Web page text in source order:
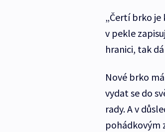
„Čertí brko
v pekle
hranici, tak
Nové brko
vydat se do
rady. A v
pohádkovým